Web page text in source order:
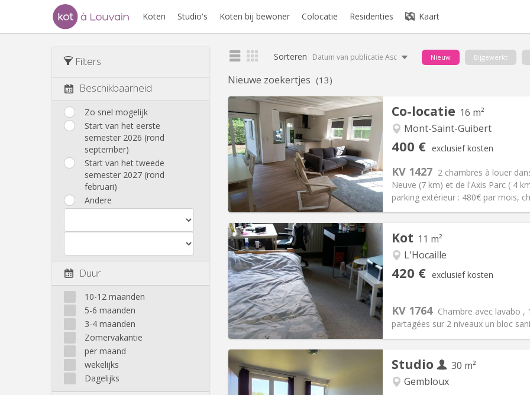
Koten Studio's Koten bij bewoner Colocatie Residenties Kaart
Filters
Beschikbaarheid
Zo snel mogelijk
Start van het eerste
semester 2026 (rond
september)
Start van het tweede
semester 2027 (rond
februari)
Andere
Duur
10-12 maanden
5-6 maanden
3-4 maanden
Zomervakantie
per maand
wekelijks
Dagelijks
Sorteren Datum van publicatie Asc Nieuw Bijgewerkt
Nieuwe zoekertjes (13)
Co-locatie 16 m²
Mont-Saint-Guibert
400 € exclusief kosten
KV 1427 2 chambres à louer
Neuve (7 km) et de l'Axis Parc ( 4
parking extérieur : 480€ par mois,
Praktische Informatie
Huur:400 €
Kosten:80 €
Duur:12 maanden, 10 maanden
Domiciliëring:Nee
Inrichting
Badkamer:
Oppervlakte:16 m2
Kot 11 m²
L'Hocaille
420 € exclusief kosten
KV 1764 Chambre avec lavabo
partagées sur 2 niveaux un bloc
Praktische Informatie
Huur:420 €
Kosten:110 €
Duur:12 maanden
Domiciliëring:Nee
Inrichting
Oppervlakte:11 m2
Studio
30 m²
Gembloux
Domiciliëring: